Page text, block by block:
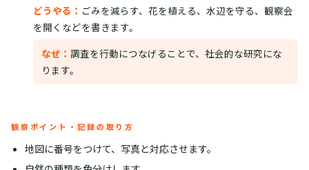
どうやる： ごみを減らす、花を植える、水辺を守る、観察会
を開くなどを書きます。
なぜ： 調査を行動につなげることで、社会的な研究にな
ります。
観察ポイント・記録の取り方
地図に番号をつけて、写真と対応させます。